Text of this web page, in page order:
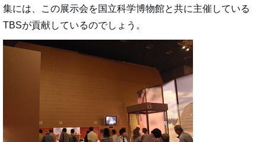
集には、この展示会を国立科学博物館と共に主催している
TBSが貢献しているのでしょう。